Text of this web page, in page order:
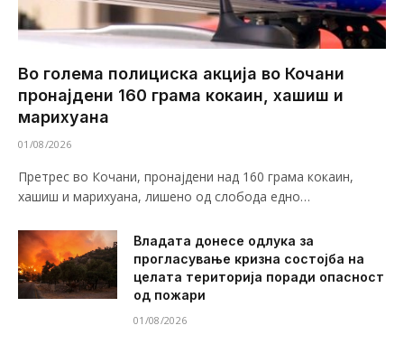
Во голема полициска акција во Кочани
пронајдени 160 грама кокаин, хашиш и
марихуана
01/08/2026
Претрес во Кочани, пронајдени над 160 грама кокаин,
хашиш и марихуана, лишено од слобода едно…
Владата донесе одлука за
прогласување кризна состојба на
целата територија поради опасност
од пожари
01/08/2026